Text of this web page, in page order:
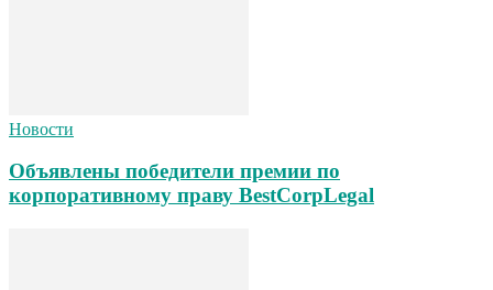
Новости
Объявлены победители премии по
корпоративному праву BestCorpLegal